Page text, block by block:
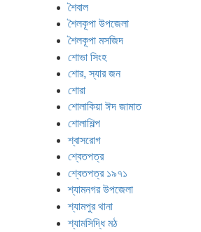
শৈবাল
শৈলকূপা উপজেলা
শৈলকূপা মসজিদ
শোভা সিংহ
শোর, স্যার জন
শোরা
শোলাকিয়া ঈদ জামাত
শোলাশিল্প
শ্বাসরোগ
শ্বেতপত্র
শ্বেতপত্র ১৯৭১
শ্যামনগর উপজেলা
শ্যামপুর থানা
শ্যামসিদ্ধি মঠ